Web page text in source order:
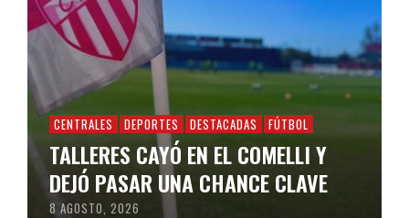
CENTRALES DEPORTES DESTACADAS FÚTBOL
TALLERES CAYÓ EN EL COMELLI Y
DEJÓ PASAR UNA CHANCE CLAVE
8 AGOSTO, 2026